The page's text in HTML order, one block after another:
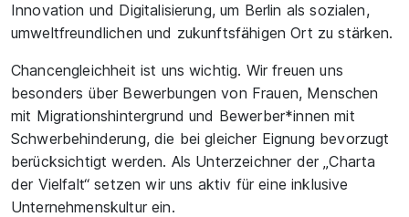
Innovation und Digitalisierung, um Berlin als sozialen,
umweltfreundlichen und zukunftsfähigen Ort zu stärken.
Chancengleichheit ist uns wichtig. Wir freuen uns
besonders über Bewerbungen von Frauen, Menschen
mit Migrationshintergrund und Bewerber*innen mit
Schwerbehinderung, die bei gleicher Eignung bevorzugt
berücksichtigt werden. Als Unterzeichner der „Charta
der Vielfalt“ setzen wir uns aktiv für eine inklusive
Unternehmenskultur ein.